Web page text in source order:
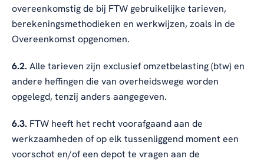
overeenkomstig de bij FTW gebruikelijke tarieven,
berekeningsmethodieken en werkwijzen, zoals in de
Overeenkomst opgenomen.
6.2. Alle tarieven zijn exclusief omzetbelasting (btw) en
andere heffingen die van overheidswege worden
opgelegd, tenzij anders aangegeven.
6.3. FTW heeft het recht voorafgaand aan de
werkzaamheden of op elk tussenliggend moment een
voorschot en/of een depot te vragen aan de